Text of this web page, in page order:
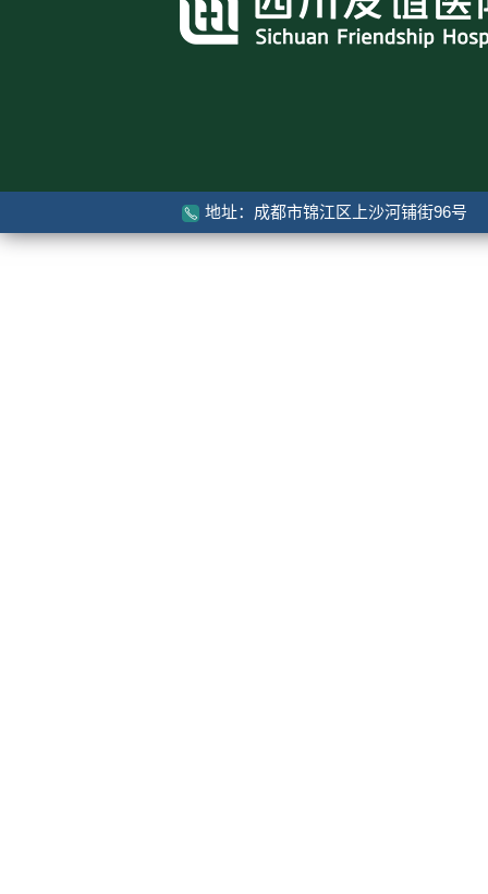
地址：成都市锦江区上沙河铺街96号